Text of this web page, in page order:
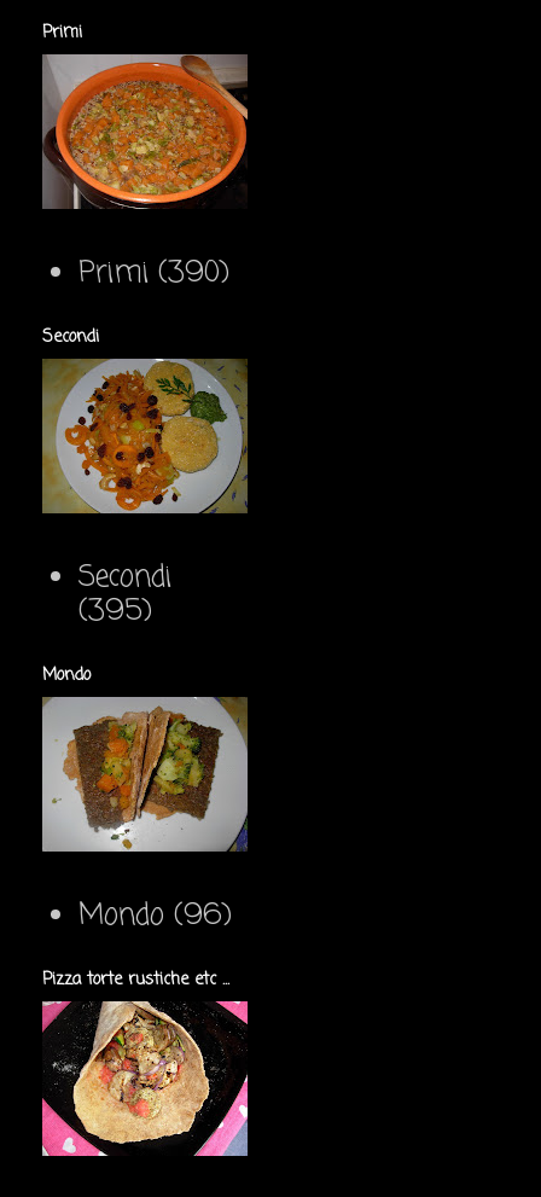
Primi
Primi (390)
Secondi
Secondi
(395)
Mondo
Mondo (96)
Pizza torte rustiche etc ...